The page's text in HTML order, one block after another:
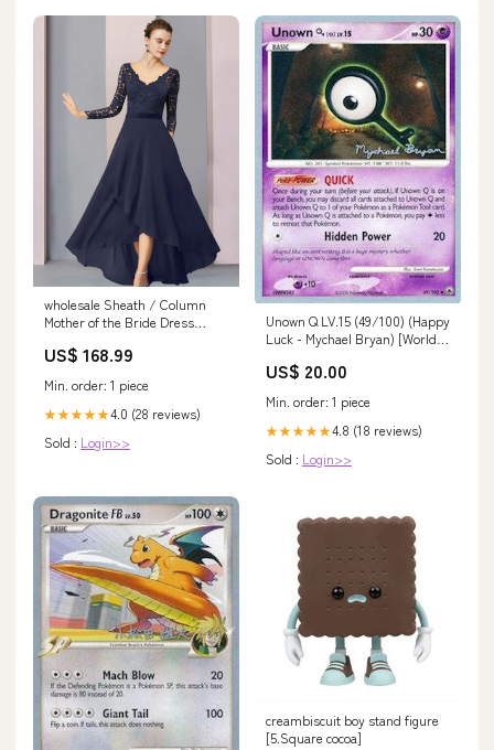
wholesale Sheath / Column
Mother of the Bride Dress
V Neck Asymmetrical Chiffon
Graduation
US$ 168.99
Min. order: 1 piece
★★★★★4.0 (28 reviews)
Sold : Login>>
Unown Q LV.15 (49/100) (Happy
Luck - Mychael Bryan) [World
US$ 20.00
Min. order: 1 piece
★★★★★4.8 (18 reviews)
Sold : Login>>
creambiscuit boy stand figure
[5.Square cocoa]